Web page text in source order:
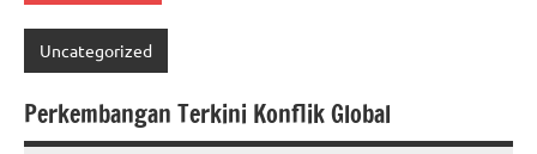
Uncategorized
Perkembangan Terkini Konflik Global